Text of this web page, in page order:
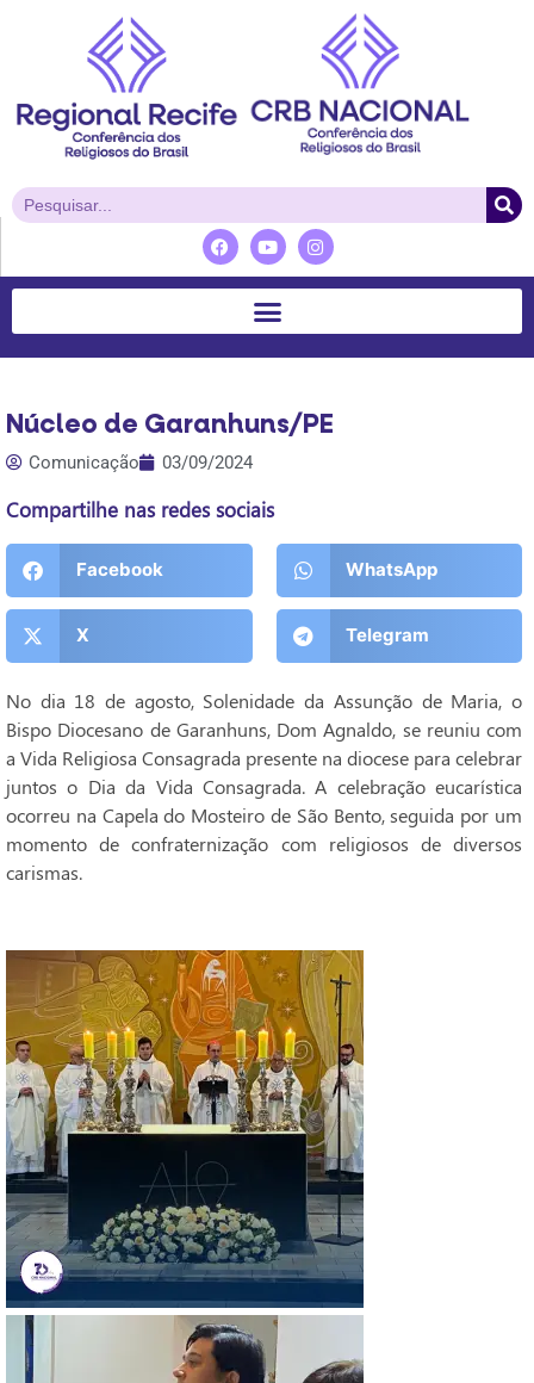
Núcleo de Garanhuns/PE
Comunicação 03/09/2024
Compartilhe nas redes sociais
Facebook WhatsApp
X Telegram
No dia 18 de agosto, Solenidade da Assunção de Maria, o
Bispo Diocesano de Garanhuns, Dom Agnaldo, se reuniu com
a Vida Religiosa Consagrada presente na diocese para celebrar
juntos o Dia da Vida Consagrada. A celebração eucarística
ocorreu na Capela do Mosteiro de São Bento, seguida por um
momento de confraternização com religiosos de diversos
carismas.